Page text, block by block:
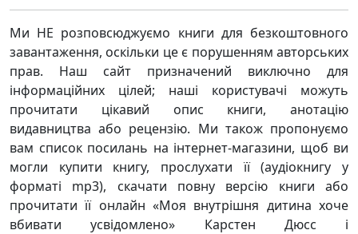
Ми НЕ розповсюджуємо книги для безкоштовного
завантаження, оскільки це є порушенням авторських
прав. Наш сайт призначений виключно для
інформаційних цілей; наші користувачі можуть
прочитати цікавий опис книги, анотацію
видавництва або рецензію. Ми також пропонуємо
вам список посилань на інтернет-магазини, щоб ви
могли купити книгу, прослухати її (аудіокнигу у
форматі mp3), скачати повну версію книги або
прочитати її онлайн «Моя внутрішня дитина хоче
вбивати усвідомлено» Карстен Дюсс і